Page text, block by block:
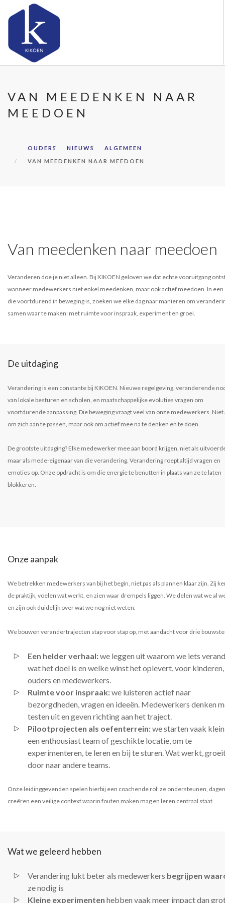
ONZE VESTIGINGEN
VACATURES
CONTACT
FAQ
VAN MEEDENKEN NAAR
MEEDOEN
OUDERS NIEUWS
ALGEMEEN
VAN MEEDENKEN NAAR MEEDOEN
Van meedenken naar meedoen
Veranderen doe je niet alleen. Bij KIKOEN geloven we dat echte vooruitgang
wanneer medewerkers niet enkel meedenken, maar ook actief meedoen. In
die voortdurend in beweging is, zoeken we elke dag naar manieren om
samen waar te maken: met ruimte voor inspraak, experiment en groei.
De uitdaging
Verandering is een constante bij KIKOEN. Nieuwe regelgeving, veranderende
van lokale besturen en scholen, en maatschappelijke evoluties vragen om
voortdurende aanpassing. Die beweging vraagt veel van onze medewerkers. Niet
om zich aan te passen, maar ook om actief mee na te denken en te doen.
De grootste uitdaging? Elke medewerker mee aan boord krijgen, niet als
maar als mede-eigenaar van die verandering. Verandering roept altijd vragen en
emoties op. Onze opdracht is om die energie te benutten in plaats van ze te laten
blokkeren.
Onze aanpak
We betrekken medewerkers van bij het begin, niet pas als plannen klaar zijn. Zij
de praktijk, voelen wat werkt, en zien waar drempels liggen. We delen wat we al
en zijn ook duidelijk over wat we nog niet weten.
We bouwen verandertrajecten stap voor stap op, met aandacht voor drie
Een helder verhaal:we leggen uit waarom we iets
wat het doel is en welke winst het oplevert, voor kinderen,
ouders en medewerkers.
Ruimte voor inspraak:we luisteren actief naar
bezorgdheden, vragen en ideeën. Medewerkers denken
testen uit en geven richting aan het traject.
Pilootprojecten als oefenterrein:we starten vaak
een enthousiast team of geschikte locatie, om te
experimenteren, te leren en bij te sturen. Wat werkt,
door naar andere teams.
Onze leidinggevenden spelen hierbij een coachende rol: ze ondersteunen,
creëren een veilige context waarin fouten maken mag en leren centraal staat.
Wat we geleerd hebben
Verandering lukt beter als medewerkers begrijpen
ze nodig is
Kleine experimenten hebben vaak meer impact dan